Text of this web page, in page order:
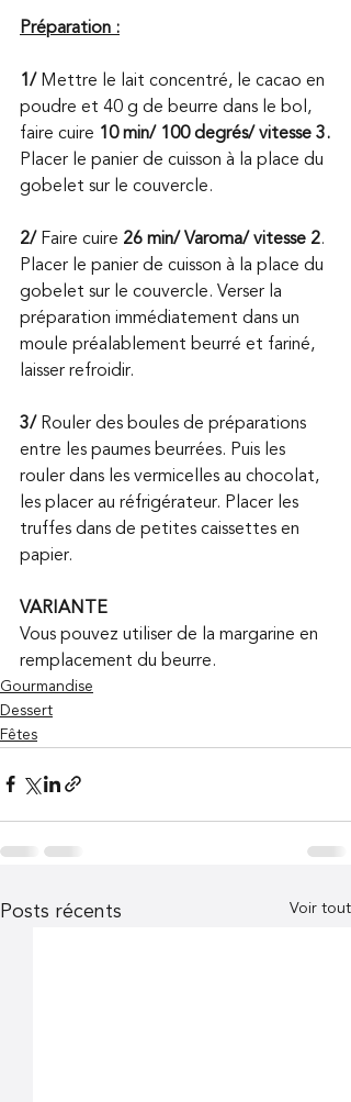
Préparation :
1/ Mettre le lait concentré, le cacao en
poudre et 40 g de beurre dans le bol,
faire cuire 10 min/ 100 degrés/ vitesse 3.
Placer le panier de cuisson à la place du
gobelet sur le couvercle.
2/ Faire cuire 26 min/ Varoma/ vitesse 2.
Placer le panier de cuisson à la place du
gobelet sur le couvercle. Verser la
préparation immédiatement dans un
moule préalablement beurré et fariné,
laisser refroidir.
3/ Rouler des boules de préparations
entre les paumes beurrées. Puis les
rouler dans les vermicelles au chocolat,
les placer au réfrigérateur. Placer les
truffes dans de petites caissettes en
papier.
VARIANTE
Vous pouvez utiliser de la margarine en
remplacement du beurre.
Gourmandise
Dessert
Fêtes
Posts récents Voir tout